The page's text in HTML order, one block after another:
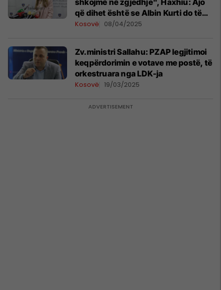
shkojmë në zgjedhje", Haxhiu: Ajo
që dihet është se Albin Kurti do të
jetë kryeministër i ardhshëm
Kosovë 08/04/2025
Zv.ministri Sallahu: PZAP legjitimoi
keqpërdorimin e votave me postë, të
orkestruara nga LDK-ja
Kosovë 19/03/2025